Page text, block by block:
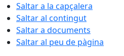
Saltar a la capçalera
Saltar al contingut
Saltar a documents
Saltar al peu de pàgina